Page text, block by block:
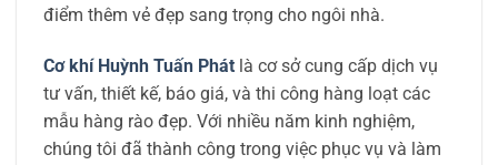
điểm thêm vẻ đẹp sang trọng cho ngôi nhà.
Cơ khí Huỳnh Tuấn Phát là cơ sở cung cấp dịch vụ
tư vấn, thiết kế, báo giá, và thi công hàng loạt các
mẫu hàng rào đẹp. Với nhiều năm kinh nghiệm,
chúng tôi đã thành công trong việc phục vụ và làm